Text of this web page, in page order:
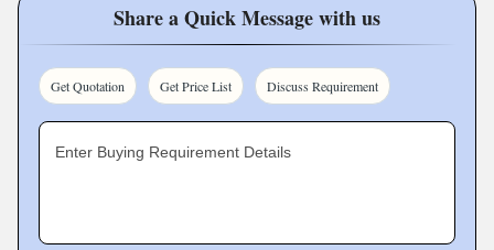
Mission
Our mission statement truly defines who we are and the
commitment to provide excellent service to respectable
Share a Quick Message with us
Get Quotation Get Price List Discuss Requirement
Enter Buying Requirement Details